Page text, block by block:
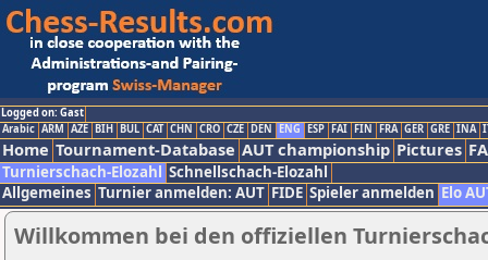
Logged on: Gast
Arabic ARM AZE BIH BUL CAT CHN CRO CZE DEN ENG ESP FAI FIN FRA GER GRE INA
Home Tournament-Database AUT championship Pictures
Turnierschach-Elozahl Schnellschach-Elozahl
Allgemeines Turnier anmelden: AUT FIDE Spieler anmelden Elo
Willkommen bei den offiziellen